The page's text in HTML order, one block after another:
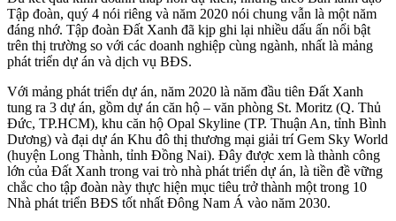
Tập đoàn, quý 4 nói riêng và năm 2020 nói chung vẫn là một năm
đáng nhớ. Tập đoàn Đất Xanh đã kịp ghi lại nhiều dấu ấn nổi bật
trên thị trường so với các doanh nghiệp cùng ngành, nhất là mảng
phát triển dự án và dịch vụ BĐS.
Với mảng phát triển dự án, năm 2020 là năm đầu tiên Đất Xanh
tung ra 3 dự án, gồm dự án căn hộ – văn phòng St. Moritz (Q. Thủ
Đức, TP.HCM), khu căn hộ Opal Skyline (TP. Thuận An, tỉnh Bình
Dương) và đại dự án Khu đô thị thương mại giải trí Gem Sky World
(huyện Long Thành, tỉnh Đồng Nai). Đây được xem là thành công
lớn của Đất Xanh trong vai trò nhà phát triển dự án, là tiền đề vững
chắc cho tập đoàn này thực hiện mục tiêu trở thành một trong 10
Nhà phát triển BĐS tốt nhất Đông Nam Á vào năm 2030.